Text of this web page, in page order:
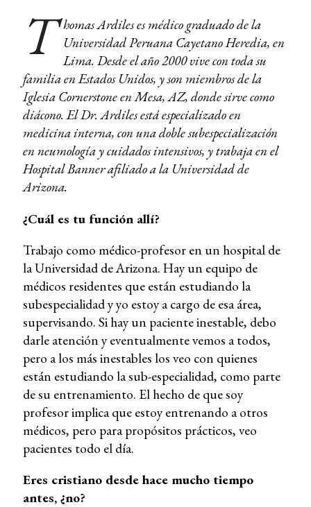
T homas Ardiles es médico graduado de la
Universidad Peruana Cayetano Heredia, en
Lima. Desde el año 2000 vive con toda su
familia en Estados Unidos, y son miembros de la
Iglesia Cornerstone en Mesa, AZ, donde sirve como
diácono. El Dr. Ardiles está especializado en
medicina interna, con una doble subespecialización
en neumología y cuidados intensivos, y trabaja en el
Hospital Banner afiliado a la Universidad de
Arizona.
¿Cuál es tu función allí?
Trabajo como médico-profesor en un hospital de
la Universidad de Arizona. Hay un equipo de
médicos residentes que están estudiando la
subespecialidad y yo estoy a cargo de esa área,
supervisando. Si hay un paciente inestable, debo
darle atención y eventualmente vemos a todos,
pero a los más inestables los veo con quienes
están estudiando la sub-especialidad, como parte
de su entrenamiento. El hecho de que soy
profesor implica que estoy entrenando a otros
médicos, pero para propósitos prácticos, veo
pacientes todo el día.
Eres cristiano desde hace mucho tiempo
antes, ¿no?